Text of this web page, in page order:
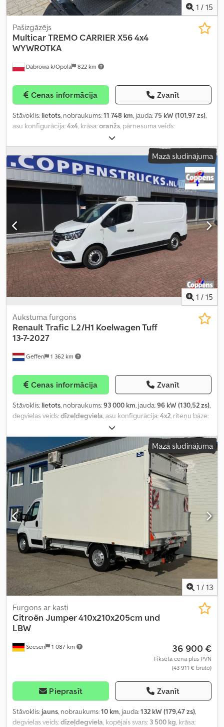
1 / 15
Dabrowa k/Opola 822 km
Pašizgāzējs
MulticarTREMO CARRIER X56 4x4
WYWROTKA
Cenas informācija Zvanīt
Stāvoklis: lietots, nobraukums:11 748 km, jauda:75 kW (101,97 zs),
asu konfigurācija:4x4, krāsa:oranžs, pārnesuma veids:
Euro 5
Aprīkojums:ABS,
Mazā sludinājuma
1 / 15
Geffen 1 362 km
Aukstuma furgons
Renault Trafic L2/H1 Koelwagen Tuff
13-7-2027
Cenas informācija Zvanīt
Stāvoklis: lietots, nobraukums:93 000 km, jauda:96 kW (130,52 zs),
degvielas veids:dīzeļdegviela, asu konfigurācija:4x2, riteņu bāze:
dīzeļdegviela
dienas kabīne, pārnesuma veids:mehānisks, pārnesumu skaits:6,
emisijas klase:Euro 6, kopējais garums: 5 480 mm, kopējais
platums:1 960 mm , kopējais augstums: 1 940 mm, atļautā ass
slodze (1. ass):1 625 kg, atļautā ass slodze (ass 2): 1 650 kg,
Ražošanas gads:
ABS, centrālā atslēga,
elektriskais logu regulators, elektriski regulējams spogulis, gaisa
kondicionēšana, kruīza kontrole, navigācijas sistēma, piekabes
sakabe,
Mazā sludinājuma
1 / 13
Seesen 1 087 km
Furgons ar kasti
Citroën Jumper 410x210x205cm und
LBW
36 900 €
Fiksēta cena plus PVN
(43 911 € bruto)
Pieprasīt Zvanīt
Stāvoklis: jauns, nobraukums:10 km, jauda:132 kW (179,47 zs),
degvielas veids:dīzeļdegviela, kopējais svars: 3 500 kg, krāsa: